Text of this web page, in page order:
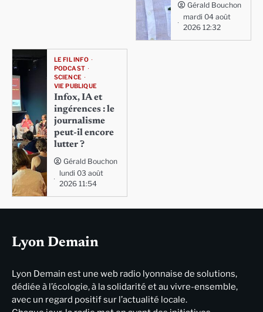
Gérald Bouchon
mardi 04 août
2026 12:32
LE FIL INFO
PODCAST
SCIENCE
VIE PUBLIQUE
Infox, IA et
ingérences : le
journalisme
peut-il encore
lutter ?
Gérald Bouchon
lundi 03 août
2026 11:54
Lyon Demain
Lyon Demain est une web radio lyonnaise de solutions,
dédiée à l’écologie, à la solidarité et au vivre-ensemble,
avec un regard positif sur l’actualité locale.